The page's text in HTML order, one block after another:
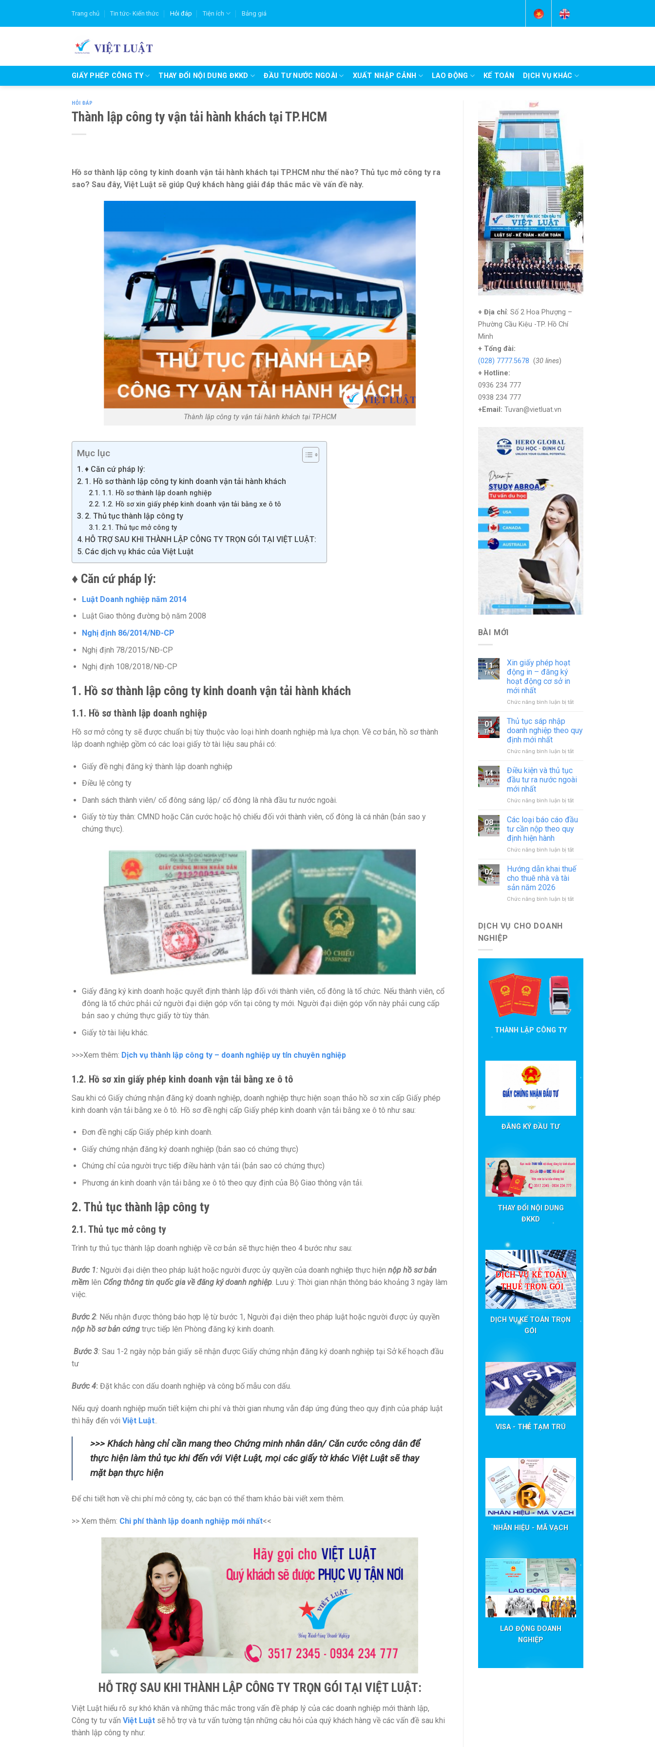
content
Trang chủ Tin tức- Kiến thức Hỏi đáp Tiện ích Bảng giá
GIẤY PHÉP CÔNG TY THAY ĐỔI NỘI DUNG ĐKKD ĐẦU TƯ NƯỚC NGOÀI XUẤT NHẬP CẢNH LAO ĐỘNG KẾ TOÁN DỊCH VỤ KHÁC
HỎI ĐÁP
Thành lập công ty vận tải hành khách tại TP.HCM
Hồ sơ thành lập công ty kinh doanh vận tải hành khách tại TP.HCM như thế nào? Thủ tục mở công ty ra
sao? Sau đây, Việt Luật sẽ giúp Quý khách hàng giải đáp thắc mắc về vấn đề này.
Thành lập công ty vận tải hành khách tại TP.HCM
Mục lục
♦ Căn cứ pháp lý:
1. Hồ sơ thành lập công ty kinh doanh vận tải hành khách
1.1. Hồ sơ thành lập doanh nghiệp
1.2. Hồ sơ xin giấy phép kinh doanh vận tải bằng xe ô tô
2. Thủ tục thành lập công ty
2.1. Thủ tục mở công ty
HỖ TRỢ SAU KHI THÀNH LẬP CÔNG TY TRỌN GÓI TẠI VIỆT LUẬT:
Các dịch vụ khác của Việt Luật
♦ Căn cứ pháp lý:
Luật Doanh nghiệp năm 2014
Luật Giao thông đường bộ năm 2008
Nghị định 86/2014/NĐ-CP
Nghị định 78/2015/NĐ-CP
Nghị định 108/2018/NĐ-CP
1. Hồ sơ thành lập công ty kinh doanh vận tải hành khách
1.1. Hồ sơ thành lập doanh nghiệp
Hồ sơ mở công ty sẽ được chuẩn bị tùy thuộc vào loại hình doanh nghiệp mà lựa chọn. Về cơ bản, hồ sơ thành
lập doanh nghiệp gồm có các loại giấy tờ tài liệu sau phải có:
Giấy đề nghị đăng ký thành lập doanh nghiệp
Điều lệ công ty
Danh sách thành viên/ cổ đông sáng lập/ cổ đông là nhà đầu tư nước ngoài.
Giấy tờ tùy thân: CMND hoặc Căn cước hoặc hộ chiếu đối với thành viên, cổ đông là cá nhân (bản sao y
chứng thực).
Giấy đăng ký kinh doanh hoặc quyết định thành lập đối với thành viên, cổ đông là tổ chức. Nếu thành viên, cổ
đông là tổ chức phải cử người đại diện góp vốn tại công ty mới. Người đại diện góp vốn này phải cung cấp
bản sao y chứng thực giấy tờ tùy thân.
Giấy tờ tài liệu khác.
>>>Xem thêm: Dịch vụ thành lập công ty – doanh nghiệp uy tín chuyên nghiệp
1.2. Hồ sơ xin giấy phép kinh doanh vận tải bằng xe ô tô
Sau khi có Giấy chứng nhận đăng ký doanh nghiệp, doanh nghiệp thực hiện soạn thảo hồ sơ xin cấp Giấy phép
kinh doanh vận tải bằng xe ô tô. Hồ sơ đề nghị cấp Giấy phép kinh doanh vận tải bằng xe ô tô như sau:
Đơn đề nghị cấp Giấy phép kinh doanh.
Giấy chứng nhận đăng ký doanh nghiệp (bản sao có chứng thực)
Chứng chỉ của người trực tiếp điều hành vận tải (bản sao có chứng thực)
Phương án kinh doanh vận tải bằng xe ô tô theo quy định của Bộ Giao thông vận tải.
2. Thủ tục thành lập công ty
2.1. Thủ tục mở công ty
Trình tự thủ tục thành lập doanh nghiệp về cơ bản sẽ thực hiện theo 4 bước như sau:
Bước 1: Người đại diện theo pháp luật hoặc người được ủy quyền của doanh nghiệp thực hiện nộp hồ sơ bản
mềm lên Cổng thông tin quốc gia về đăng ký doanh nghiệp. Lưu ý: Thời gian nhận thông báo khoảng 3 ngày làm
việc.
Bước 2: Nếu nhận được thông báo hợp lệ từ bước 1, Người đại diện theo pháp luật hoặc người được ủy quyền
nộp hồ sơ bản cứng trực tiếp lên Phòng đăng ký kinh doanh.
Bước 3: Sau 1-2 ngày nộp bản giấy sẽ nhận được Giấy chứng nhận đăng ký doanh nghiệp tại Sở kế hoạch đầu
tư
Bước 4: Đặt khắc con dấu doanh nghiệp và công bố mẫu con dấu.
Nếu quý doanh nghiệp muốn tiết kiệm chi phí và thời gian nhưng vẫn đáp ứng đúng theo quy định của pháp luật
thì hãy đến với Việt Luật
>>> Khách hàng chỉ cần mang theo Chứng minh nhân dân/ Căn cước công dân để
thực hiện làm thủ tục khi đến với Việt Luật, mọi các giấy tờ khác Việt Luật sẽ thay
mặt bạn thực hiện
Để chi tiết hơn về chi phí mở công ty, các bạn có thể tham khảo bài viết xem thêm.
>> Xem thêm: Chi phí thành lập doanh nghiệp mới nhất<<
HỖ TRỢ SAU KHI THÀNH LẬP CÔNG TY TRỌN GÓI TẠI VIỆT LUẬT:
Việt Luật hiểu rõ sự khó khăn và những thắc mắc trong vấn đề pháp lý của các doanh nghiệp mới thành lập,
Công ty tư vấn Việt Luật sẽ hỗ trợ và tư vấn tường tận những câu hỏi của quý khách hàng về các vấn đề sau khi
thành lập công ty như:
+ Địa chỉ: Số 2 Hoa Phượng –
Phường Cầu Kiệu -TP. Hồ Chí
Minh
+ Tổng đài:
(028) 7777.5678 (30 lines)
+ Hotline:
0936 234 777
0938 234 777
+Email: Tuvan@vietluat.vn
BÀI MỚI
11
Th6
Xin giấy phép hoạt
động in – đăng ký
hoạt động cơ sở in
mới nhất
Chức năng bình luận bị tắtở
hoạt
in
ký
hoạt
cơ
in
mới
01
Th6
Thủ tục sáp nhập
doanh nghiệp theo quy
định mới nhất
Chức năng bình luận bị tắtở
sáp
nhập
nghiệp
quy
14
Th5
Điều kiện và thủ tục
đầu tư ra nước ngoài
mới nhất
Chức năng bình luận bị tắtở
kiện
đầu
ra
nhất
08
Th4
Các loại báo cáo đầu
tư cần nộp theo quy
định hiện hành
Chức năng bình luận bị tắtở
loại
báo
tư
hành
02
Th4
Hướng dẫn khai thuế
cho thuê nhà và tài
sản năm 2026
Chức năng bình luận bị tắtở
DỊCH VỤ CHO DOANH
NGHIỆP
THÀNH LẬP CÔNG TY
ĐĂNG KÝ ĐẦU TƯ
THAY ĐỔI NỘI DUNG
ĐKKD
DỊCH VỤ KẾ TOÁN TRỌN
GÓI
VISA - THẺ TẠM TRÚ
NHÃN HIỆU - MÃ VẠCH
LAO ĐỘNG DOANH
NGHIỆP